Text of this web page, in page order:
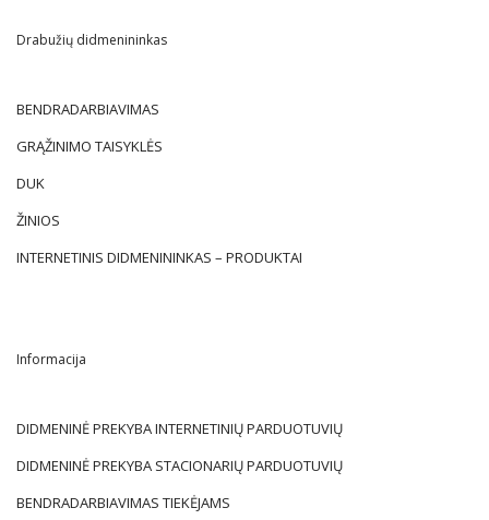
Drabužių didmenininkas
BENDRADARBIAVIMAS
GRĄŽINIMO TAISYKLĖS
DUK
ŽINIOS
INTERNETINIS DIDMENININKAS – PRODUKTAI
Informacija
DIDMENINĖ PREKYBA INTERNETINIŲ PARDUOTUVIŲ
DIDMENINĖ PREKYBA STACIONARIŲ PARDUOTUVIŲ
BENDRADARBIAVIMAS TIEKĖJAMS